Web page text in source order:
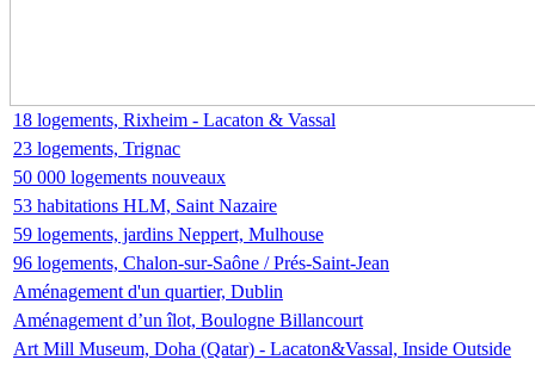
18 logements, Rixheim - Lacaton & Vassal
23 logements, Trignac
50 000 logements nouveaux
53 habitations HLM, Saint Nazaire
59 logements, jardins Neppert, Mulhouse
96 logements, Chalon-sur-Saône / Prés-Saint-Jean
Aménagement d'un quartier, Dublin
Aménagement d’un îlot, Boulogne Billancourt
Art Mill Museum, Doha (Qatar) - Lacaton&Vassal, Inside Outside